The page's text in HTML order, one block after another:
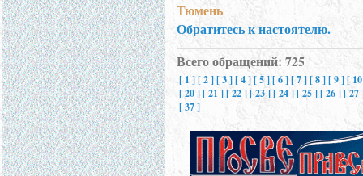
Тюмень
Обратитесь к настоятелю.
Всего обращений: 725
[ 1 ][ 2 ][ 3 ][ 4 ][ 5 ][ 6 ][ 7 ][ 8 ][ 9 ][
[ 20 ][ 21 ][ 22 ][ 23 ][ 24 ][ 25 ][ 26 ][
[ 37 ]